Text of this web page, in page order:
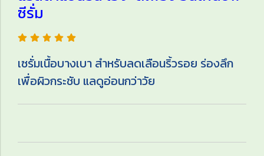
ซีรั่ม
เซรั่มเนื้อบางเบา สำหรับลดเลือนริ้วรอย ร่องลึก
เพื่อผิวกระชับ แลดูอ่อนกว่าวัย